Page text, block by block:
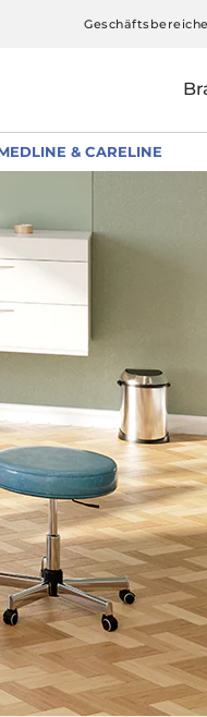
Geschäftsbereiche
& CARELINE